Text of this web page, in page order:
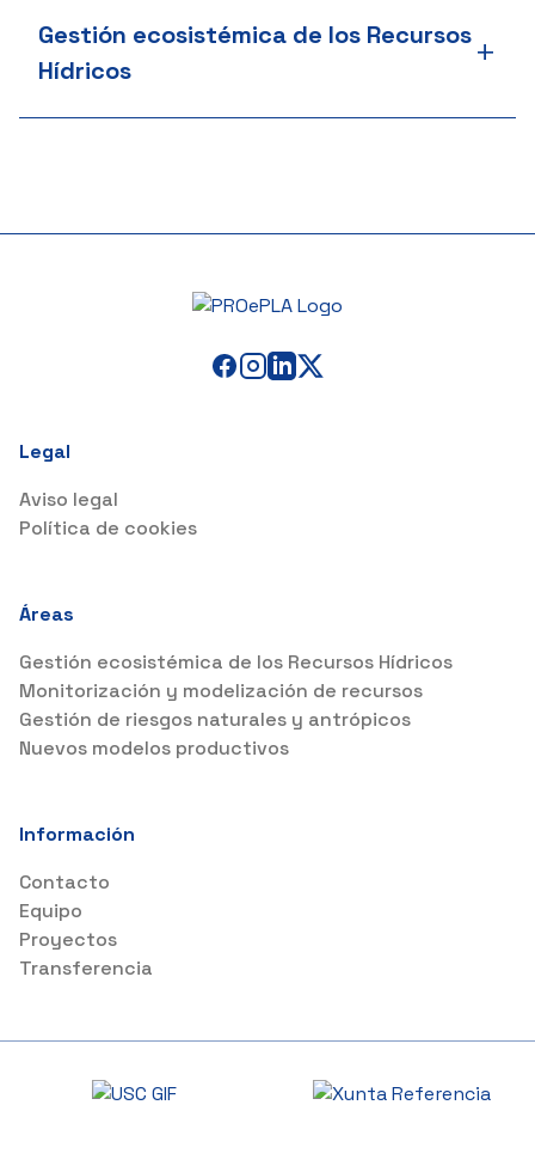
Gestión ecosistémica de los Recursos
Hídricos
+
Legal
Aviso legal
Política de cookies
Áreas
Gestión ecosistémica de los Recursos Hídricos
Monitorización y modelización de recursos
Gestión de riesgos naturales y antrópicos
Nuevos modelos productivos
Información
Contacto
Equipo
Proyectos
Transferencia